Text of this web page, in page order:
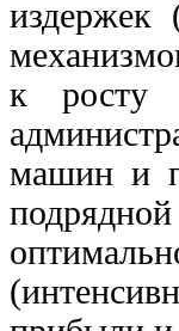
издержек
к росту
машин и